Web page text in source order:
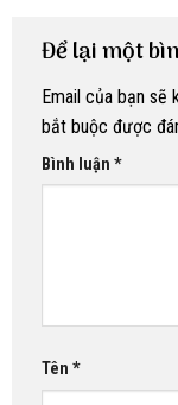
Để lại một
Email của bạn sẽ
bắt buộc được
Bình luận *
Tên *